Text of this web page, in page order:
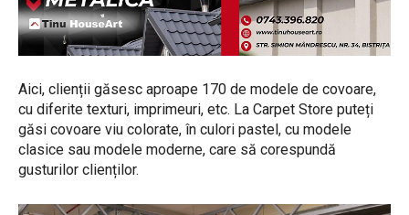
Aici, clienții găsesc aproape 170 de modele de covoare,
cu diferite texturi, imprimeuri, etc. La Carpet Store puteți
găsi covoare viu colorate, în culori pastel, cu modele
clasice sau modele moderne, care să corespundă
gusturilor clienților.